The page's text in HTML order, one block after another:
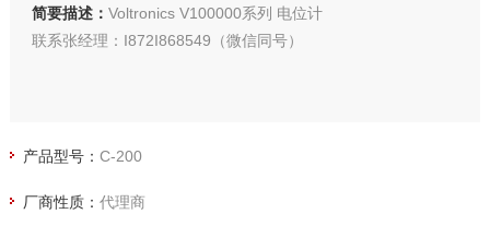
简要描述： Voltronics V100000系列 电位计
联系张经理：I872I868549（微信同号）
产品型号： C-200
厂商性质： 代理商